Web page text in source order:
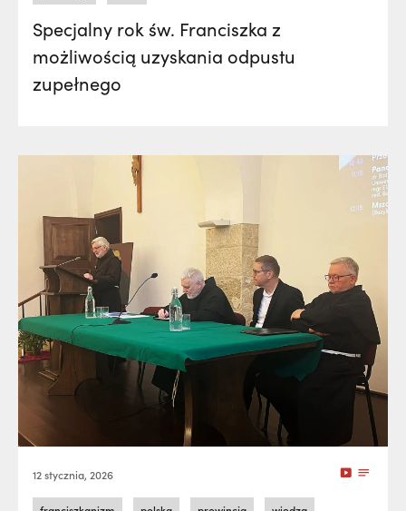
Specjalny rok św. Franciszka z
możliwością uzyskania odpustu
zupełnego
12 stycznia, 2026